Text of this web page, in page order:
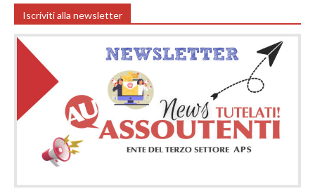
Iscriviti alla newsletter